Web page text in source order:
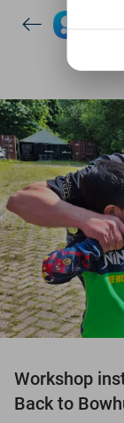
Workshop
Back to